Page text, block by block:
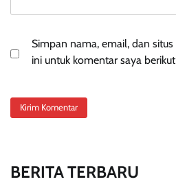
Simpan nama, email, dan
ini untuk komentar saya
BERITA TERBARU